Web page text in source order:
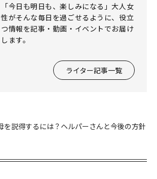
「今日も明日も、楽しみになる」大人女
性がそんな毎日を過ごせるように、役立
つ情報を記事・動画・イベントでお届け
します。
ライター記事一覧
を説得するには？ヘルパーさんと今後の方針